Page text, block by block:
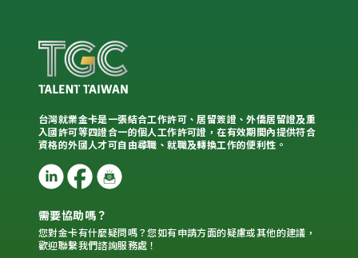
台灣就業金卡是一張結合工作許可、居留簽證、外僑居留證及重
入國許可等四證合一的個人工作許可證，在有效期間內提供符合
資格的外國人才可自由尋職、就職及轉換工作的便利性。
需要協助嗎？
您對金卡有什麼疑問嗎？您如有申請方面的疑慮或其他的建議，
歡迎聯繫我們諮詢服務處！